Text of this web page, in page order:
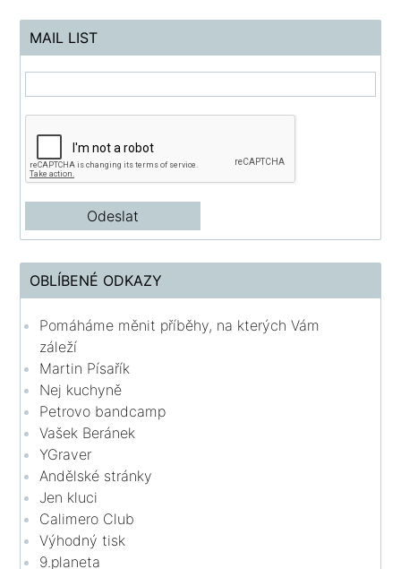
MAIL LIST
OBLÍBENÉ ODKAZY
Pomáháme měnit příběhy, na kterých Vám
záleží
Martin Písařík
Nej kuchyně
Petrovo bandcamp
Vašek Beránek
YGraver
Andělské stránky
Jen kluci
Calimero Club
Výhodný tisk
9.planeta